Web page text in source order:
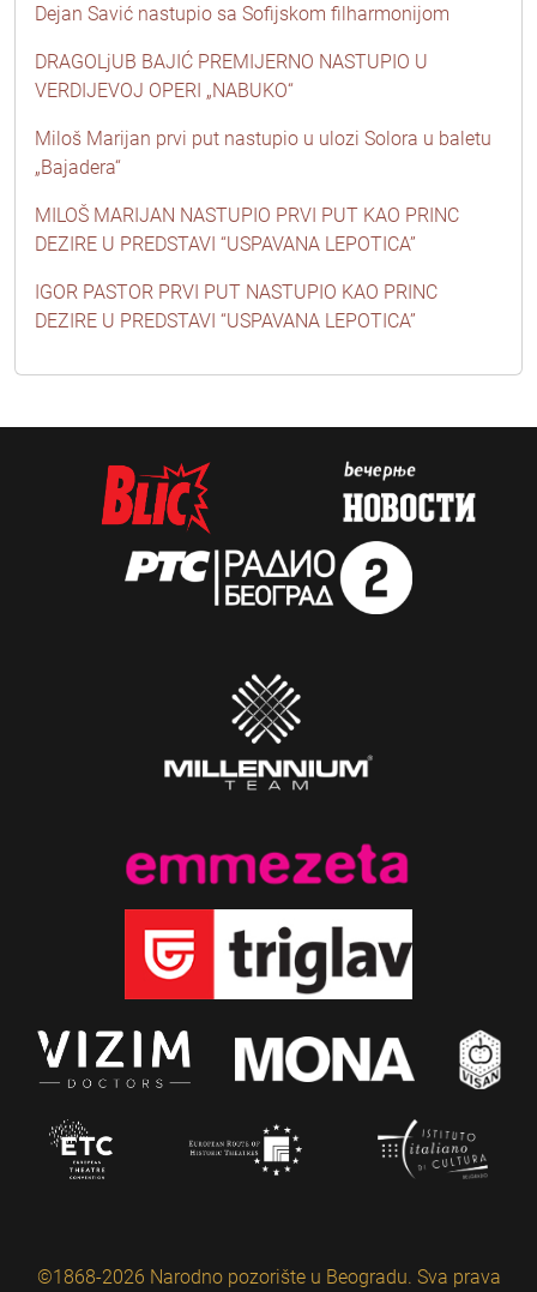
Dejan Savić nastupio sa Sofijskom filharmonijom
DRAGOLjUB BAJIĆ PREMIJERNO NASTUPIO U
VERDIJEVOJ OPERI „NABUKO“
Miloš Marijan prvi put nastupio u ulozi Solora u baletu
„Bajadera“
MILOŠ MARIJAN NASTUPIO PRVI PUT KAO PRINC
DEZIRE U PREDSTAVI “USPAVANA LEPOTICA”
IGOR PASTOR PRVI PUT NASTUPIO KAO PRINC
DEZIRE U PREDSTAVI “USPAVANA LEPOTICA”
©1868-2026 Narodno pozorište u Beogradu. Sva prava